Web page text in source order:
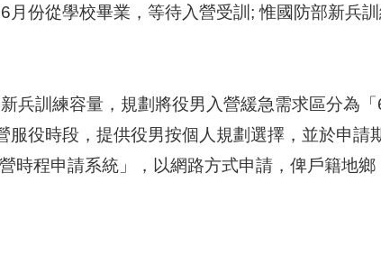
份從學校畢業，等待入營受訓; 惟國防部新兵
兵訓練容量，規劃將役男入營緩急需求區分為
服役時段，提供役男按個人規劃選擇，並於申請
時程申請系統」，以網路方式申請，俾戶籍地